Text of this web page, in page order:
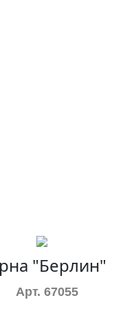
"Берлин"
Арт. 67055